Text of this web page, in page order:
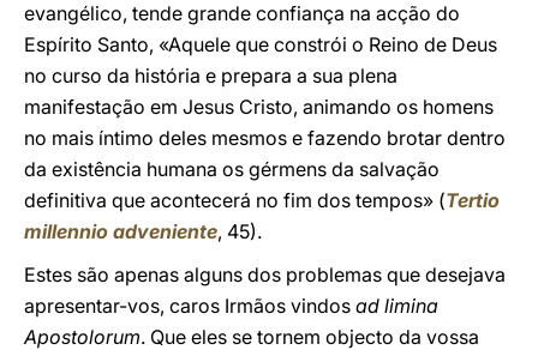
evangélico, tende grande confiança na acção do
Espírito Santo, «Aquele que constrói o Reino de Deus
no curso da história e prepara a sua plena
manifestação em Jesus Cristo, animando os homens
no mais íntimo deles mesmos e fazendo brotar dentro
da existência humana os gérmens da salvação
definitiva que acontecerá no fim dos tempos» (Tertio
millennio adveniente, 45).
Estes são apenas alguns dos problemas que desejava
apresentar-vos, caros Irmãos vindos ad limina
Apostolorum. Que eles se tornem objecto da vossa